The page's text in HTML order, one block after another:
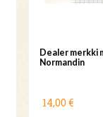
Dealer merkki
Normandin
14,00 €